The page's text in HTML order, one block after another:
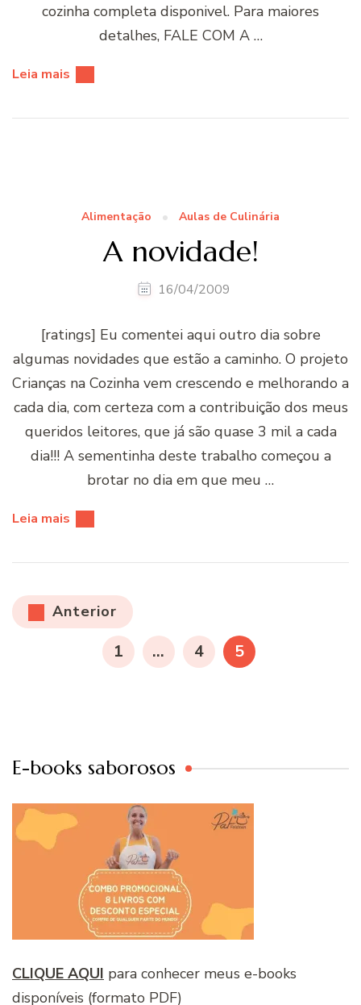
cozinha completa disponivel. Para maiores
detalhes, FALE COM A …
Leia mais
Alimentação Aulas de Culinária
A novidade!
16/04/2009
[ratings] Eu comentei aqui outro dia sobre
algumas novidades que estão a caminho. O projeto
Crianças na Cozinha vem crescendo e melhorando a
cada dia, com certeza com a contribuição dos meus
queridos leitores, que já são quase 3 mil a cada
dia!!! A sementinha deste trabalho começou a
brotar no dia em que meu …
Leia mais
Paginação
de
Anterior
PÁGINA
1 … PÁGINA
4 PÁGINA
5
E-books saborosos
CLIQUE AQUI para conhecer meus e-books
disponíveis (formato PDF)